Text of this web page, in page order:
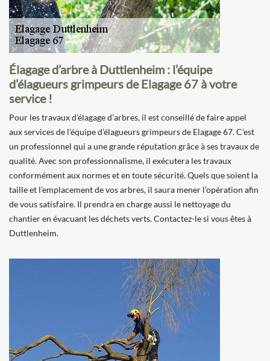
Élagage d’arbre à Duttlenheim : l’équipe
d’élagueurs grimpeurs de Elagage 67 à votre
service !
Pour les travaux d’élagage d’arbres, il est conseillé de faire appel
aux services de l’équipe d’élagueurs grimpeurs de Elagage 67. C’est
un professionnel qui a une grande réputation grâce à ses travaux de
qualité. Avec son professionnalisme, il exécutera les travaux
conformément aux normes et en toute sécurité. Quels que soient la
taille et l’emplacement de vos arbres, il saura mener l’opération afin
de vous satisfaire. Il prendra en charge aussi le nettoyage du
chantier en évacuant les déchets verts. Contactez-le si vous êtes à
Duttlenheim.